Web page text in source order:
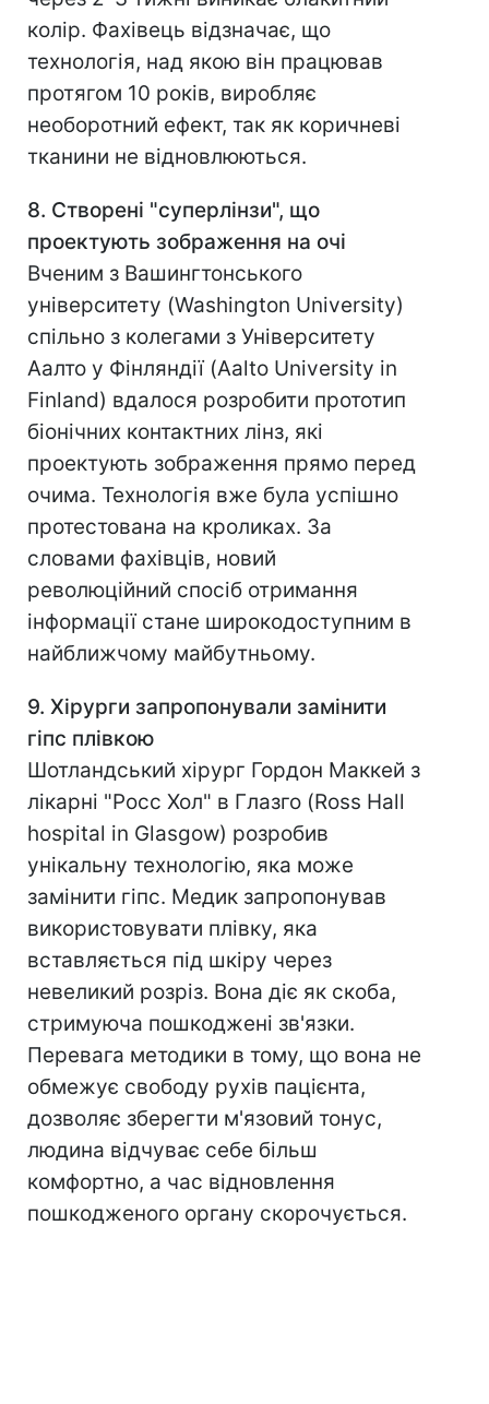
колір. Фахівець відзначає, що
технологія, над якою він працював
протягом 10 років, виробляє
необоротний ефект, так як коричневі
тканини не відновлюються.
8. Створені "суперлінзи", що
проектують зображення на очі
Вченим з Вашингтонського
університету (Washington University)
спільно з колегами з Університету
Аалто у Фінляндії (Aalto University in
Finland) вдалося розробити прототип
біонічних контактних лінз, які
проектують зображення прямо перед
очима. Технологія вже була успішно
протестована на кроликах. За
словами фахівців, новий
революційний спосіб отримання
інформації стане широкодоступним в
найближчому майбутньому.
9. Хірурги запропонували замінити
гіпс плівкою
Шотландський хірург Гордон Маккей з
лікарні "Росс Хол" в Глазго (Ross Hall
hospital in Glasgow) розробив
унікальну технологію, яка може
замінити гіпс. Медик запропонував
використовувати плівку, яка
вставляється під шкіру через
невеликий розріз. Вона діє як скоба,
стримуюча пошкоджені зв'язки.
Перевага методики в тому, що вона не
обмежує свободу рухів пацієнта,
дозволяє зберегти м'язовий тонус,
людина відчуває себе більш
комфортно, а час відновлення
пошкодженого органу скорочується.